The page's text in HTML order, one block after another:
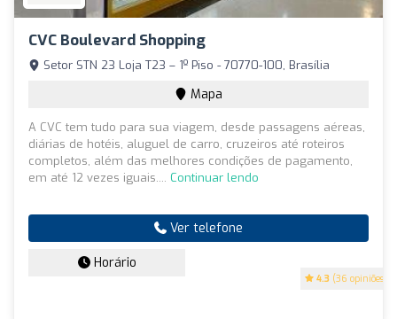
CVC Boulevard Shopping
4.3 (36 opiniões)
Setor STN 23 Loja T23 – 1º Piso - 70770-100, Brasília
Mapa
A CVC tem tudo para sua viagem, desde passagens aéreas,
diárias de hotéis, aluguel de carro, cruzeiros até roteiros
completos, além das melhores condições de pagamento,
em até 12 vezes iguais.... Continuar lendo
Ver telefone
Horário